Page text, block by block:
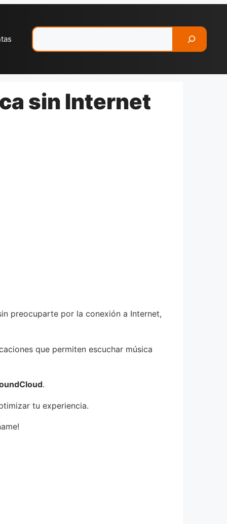
sin Internet
preocuparte por la conexión a Internet,
que permiten escuchar música
.
tu experiencia.